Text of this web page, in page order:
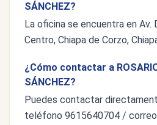
SÁNCHEZ?
La oficina se encuentra en Av.
Centro, Chiapa de Corzo,
¿Cómo contactar a
SÁNCHEZ?
Puedes contactar
teléfono 9615640704 / correo